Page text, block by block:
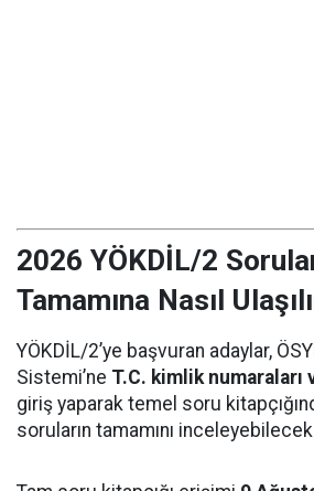
2026 YÖKDİL/2
Tamamına Nasıl
YÖKDİL/2’ye başvuran adaylar,
Sistemi’ne T.C. kimlik
giriş yaparak temel soru
soruların tamamını